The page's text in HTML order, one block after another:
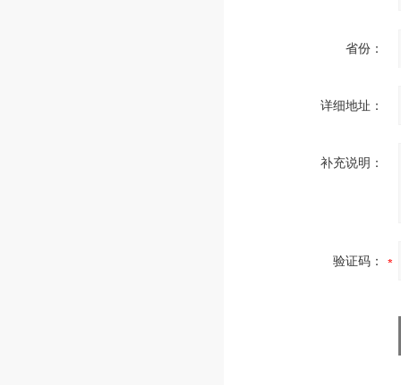
省份：
详细地址：
补充说明：
验证码：